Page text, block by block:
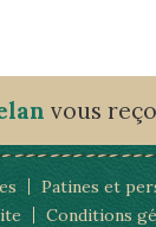
vous
Patines et
Conditions